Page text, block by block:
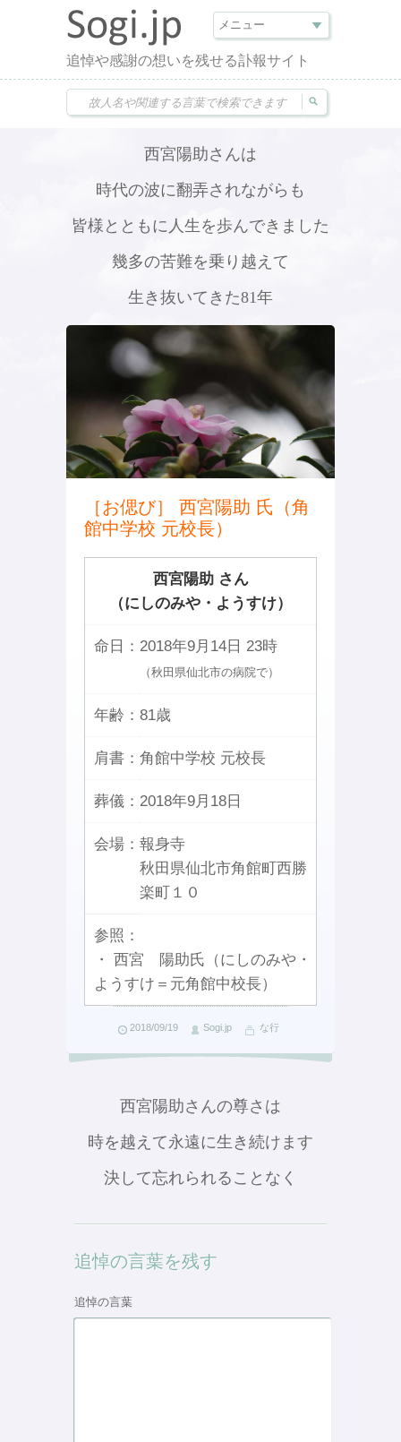
追悼や感謝の想いを残せる訃報サイト
西宮陽助さんは
時代の波に翻弄されながらも
皆様とともに人生を歩んできました
幾多の苦難を乗り越えて
生き抜いてきた81年
［お偲び］ 西宮陽助 氏（角
館中学校 元校長）
西宮陽助 さん
（にしのみや・ようすけ）
命日： 2018年9月14日 23時
（秋田県仙北市の病院で）
年齢： 81歳
肩書： 角館中学校 元校長
葬儀： 2018年9月18日
会場： 報身寺
秋田県仙北市角館町西勝
楽町１０
参照：
・ 西宮 陽助氏（にしのみや・
ようすけ＝元角館中校長）
2018/09/19 Sogi.jp な行
西宮陽助さんの尊さは
時を越えて永遠に生き続けます
決して忘れられることなく
追悼の言葉を残す
追悼の言葉